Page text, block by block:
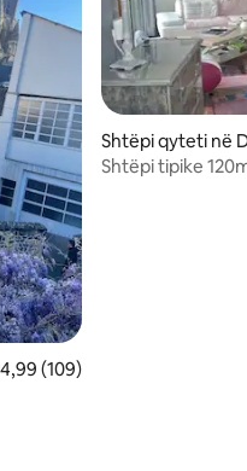
mesatar 4,99 nga 5,
4,99 (109)
Shtëpi qyteti në
Shtëpi tipike